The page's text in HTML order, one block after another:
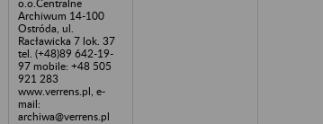
o.o.Centralne
Archiwum 14-100
Ostróda, ul.
Racławicka 7 lok. 37
tel. (+48)89 642-19-
97 mobile: +48 505
921 283
www.verrens.pl, e-
mail:
archiwa@verrens.pl